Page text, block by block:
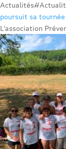
Actualités
poursuit sa
L’association